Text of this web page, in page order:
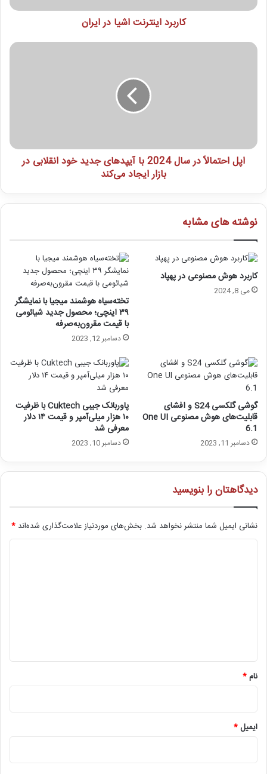
کاربرد اینترنت اشیا در ایران
اپل احتمالاً در سال 2024 با آیپدهای جدید خود انقلابی در
بازار ایجاد می‌کند
نوشته های مشابه
کاربرد هوش مصنوعی در پهپاد
می 8, 2024
تخته‌سیاه هوشمند میجیا با نمایشگر
۳۹ اینچی؛ محصول جدید شیائومی
با قیمت مقرون‌به‌صرفه
دسامبر 12, 2023
گوشی گلکسی S24 و افشای
قابلیت‌های هوش مصنوعی One UI
6.1
دسامبر 11, 2023
پاوربانک جیبی Cuktech با ظرفیت
۱۰ هزار میلی‌آمپر و قیمت ۱۴ دلار
معرفی شد
دسامبر 10, 2023
دیدگاهتان را بنویسید
نشانی ایمیل شما منتشر نخواهد شد. بخش‌های موردنیاز علامت‌گذاری شده‌اند *
نام*
ایمیل*